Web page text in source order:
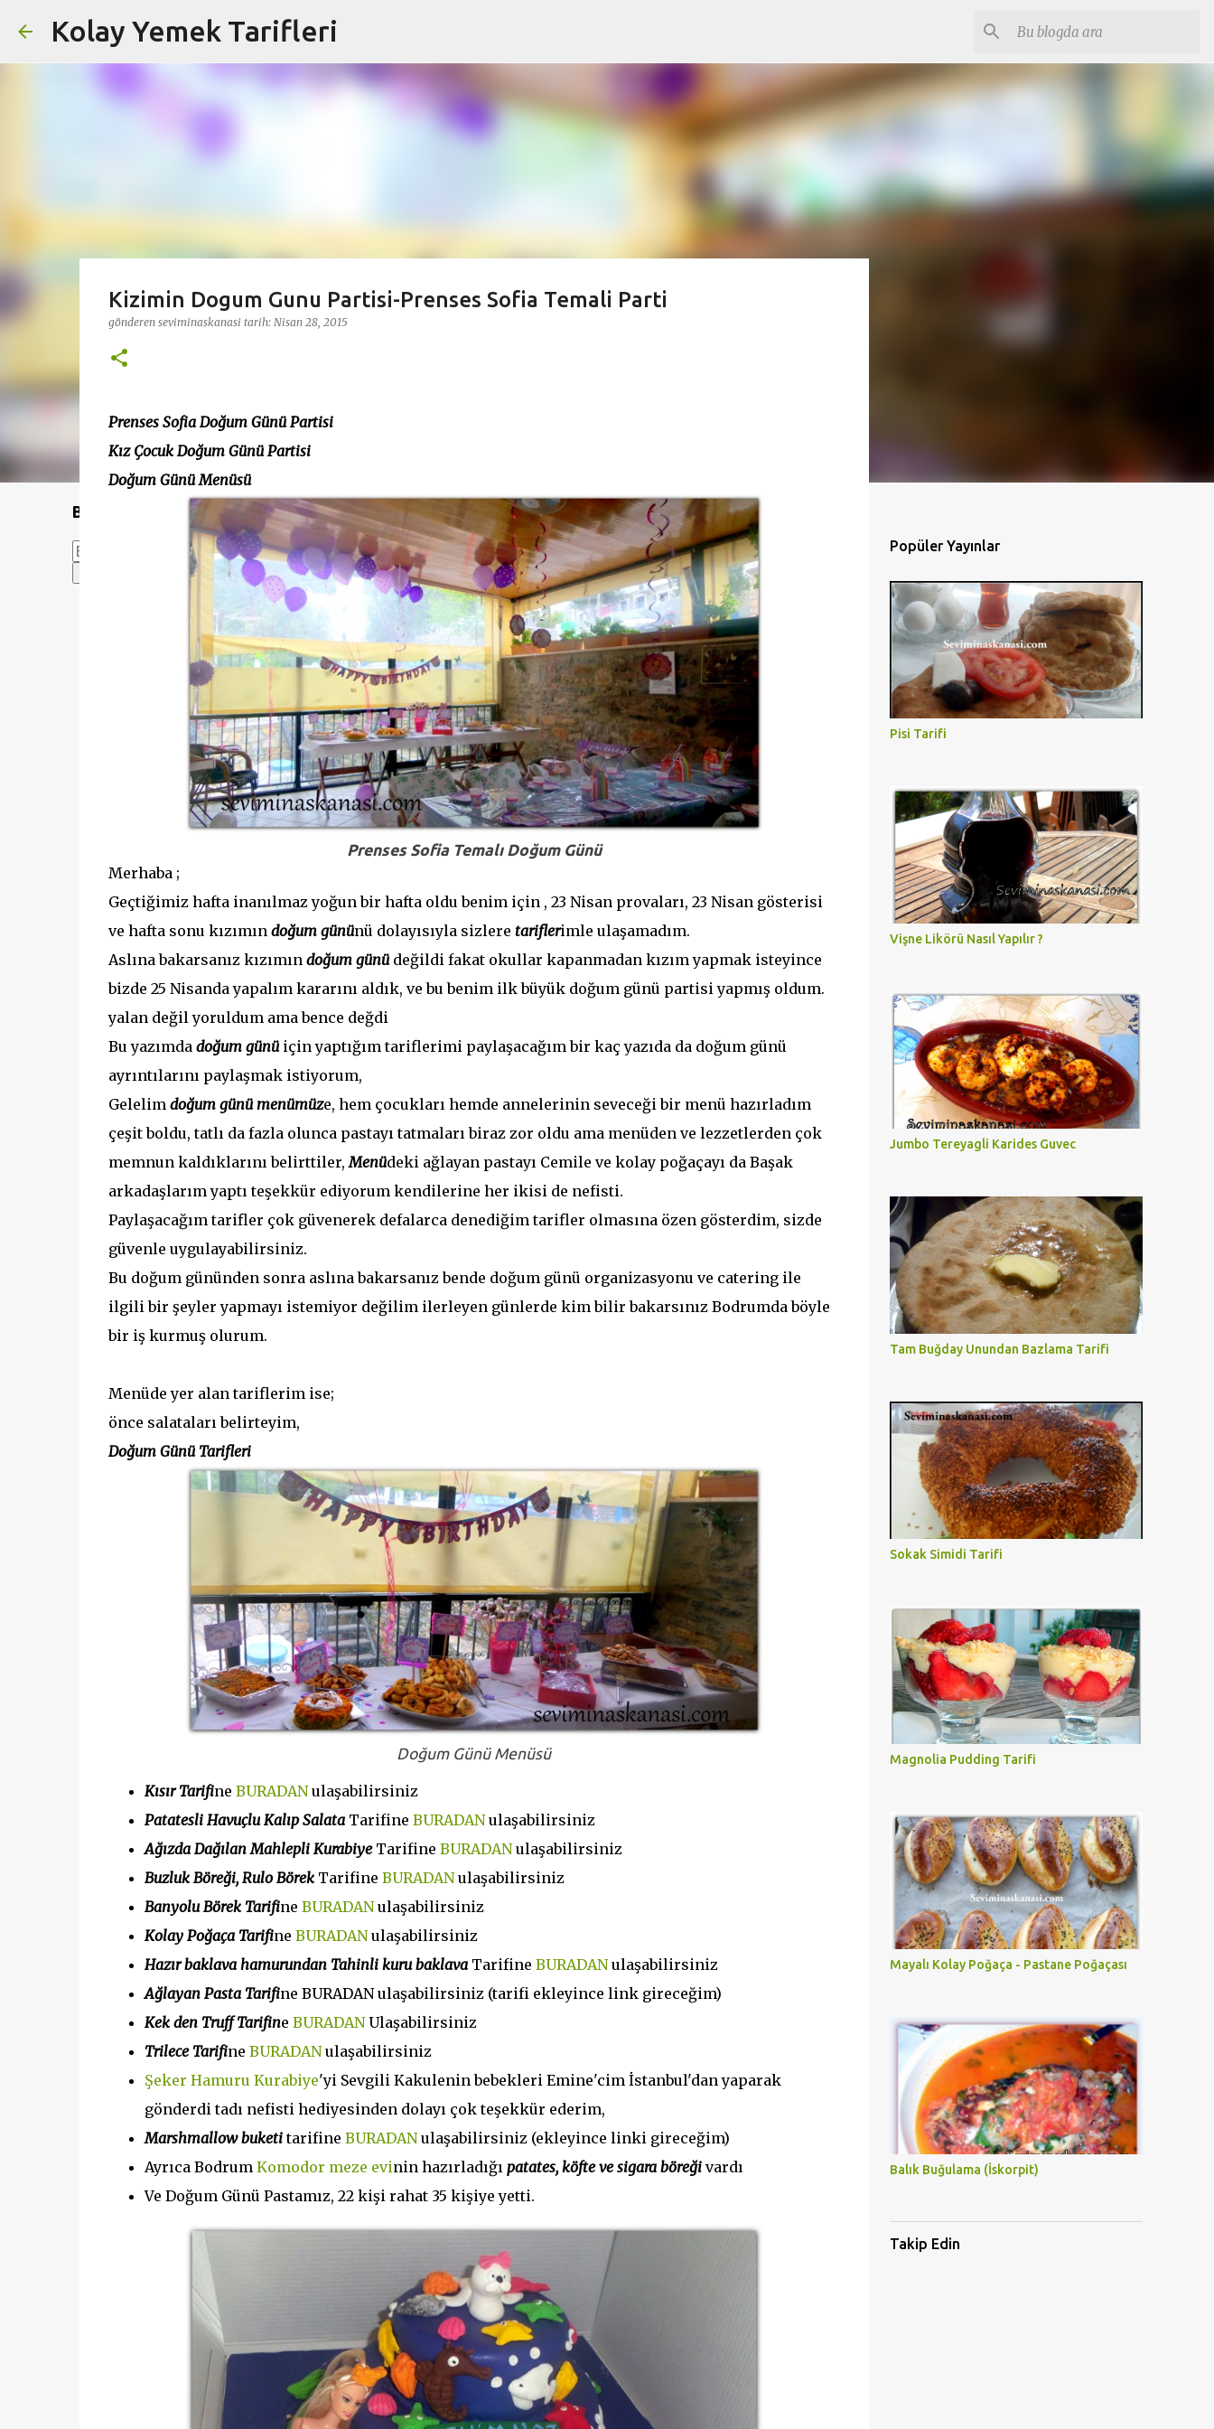
Kolay Yemek Tarifleri
Bu Blogda Ara
Kizimin Dogum Gunu Partisi-Prenses Sofia Temali Parti
gönderen seviminaskanasi tarih: Nisan 28, 2015
Prenses Sofia Doğum Günü Partisi
Kız Çocuk Doğum Günü Partisi
Doğum Günü Menüsü
Prenses Sofia Temalı Doğum Günü
Merhaba ;
Geçtiğimiz hafta inanılmaz yoğun bir hafta oldu benim için , 23 Nisan provaları, 23 Nisan gösterisi
ve hafta sonu kızımın doğum gününü dolayısıyla sizlere tariflerimle ulaşamadım.
Aslına bakarsanız kızımın doğum günü değildi fakat okullar kapanmadan kızım yapmak isteyince
bizde 25 Nisanda yapalım kararını aldık, ve bu benim ilk büyük doğum günü partisi yapmış oldum.
yalan değil yoruldum ama bence değdi
Bu yazımda doğum günüiçin yaptığım tariflerimi paylaşacağım bir kaç yazıda da doğum günü
ayrıntılarını paylaşmak istiyorum,
Gelelim doğum günü menümüze, hem çocukları hemde annelerinin seveceği bir menü hazırladım
çeşit boldu, tatlı da fazla olunca pastayı tatmaları biraz zor oldu ama menüden ve lezzetlerden çok
memnun kaldıklarını belirttiler,Menüdeki ağlayan pastayı Cemile ve kolay poğaçayı da Başak
arkadaşlarım yaptı teşekkür ediyorum kendilerine her ikisi de nefisti.
Paylaşacağım tarifler çok güvenerek defalarca denediğim tarifler olmasına özen gösterdim, sizde
güvenle uygulayabilirsiniz.
Bu doğum gününden sonra aslına bakarsanız bende doğum günü organizasyonu ve catering ile
ilgili bir şeyler yapmayı istemiyor değilim ilerleyen günlerde kim bilir bakarsınız Bodrumda böyle
bir iş kurmuş olurum.
Menüde yer alan tariflerim ise;
önce salataları belirteyim,
Doğum Günü Tarifleri
Doğum Günü Menüsü
Kısır Tarifine BURADANulaşabilirsiniz
Patatesli Havuçlu Kalıp Salata Tarifine BURADANulaşabilirsiniz
Ağızda Dağılan Mahlepli KurabiyeTarifine BURADANulaşabilirsiniz
Buzluk Böreği, Rulo BörekTarifine BURADANulaşabilirsiniz
Banyolu Börek Tarifine BURADANulaşabilirsiniz
Kolay Poğaça Tarifine BURADANulaşabilirsiniz
Hazır baklava hamurundan Tahinli kuru baklavaTarifine BURADANulaşabilirsiniz
Ağlayan Pasta Tarifine BURADAN ulaşabilirsiniz (tarifi ekleyince link gireceğim)
Kek den Truff Tarifine BURADANUlaşabilirsiniz
Trilece Tarifine BURADANulaşabilirsiniz
Şeker Hamuru Kurabiye'yi Sevgili Kakulenin bebekleri Emine'cim İstanbul'dan yaparak
gönderdi tadı nefisti hediyesinden dolayı çok teşekkür ederim,
Marshmallow buketitarifine BURADANulaşabilirsiniz (ekleyince linki gireceğim)
Ayrıca Bodrum Komodor meze evinin hazırladığı patates, köfte ve sigara böreğivardı
Ve Doğum Günü Pastamız, 22 kişi rahat 35 kişiye yetti.
Popüler Yayınlar
Pisi Tarifi
Vişne Likörü Nasıl Yapılır ?
Jumbo Tereyagli Karides Guvec
Tam Buğday Unundan Bazlama Tarifi
Sokak Simidi Tarifi
Magnolia Pudding Tarifi
Mayalı Kolay Poğaça - Pastane Poğaçası
Balık Buğulama (İskorpit)
Takip Edin